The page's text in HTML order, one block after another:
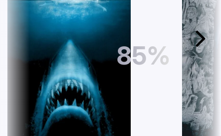
Další
85%